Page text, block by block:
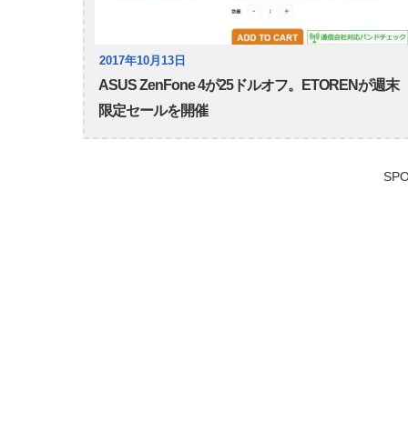
2017年10月13日
ASUS ZenFone 4が25ドルオフ。ETORENが週末
限定セールを開催